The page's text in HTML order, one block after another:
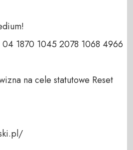
1870 1045 2078 1068 4966
na cele statutowe Reset